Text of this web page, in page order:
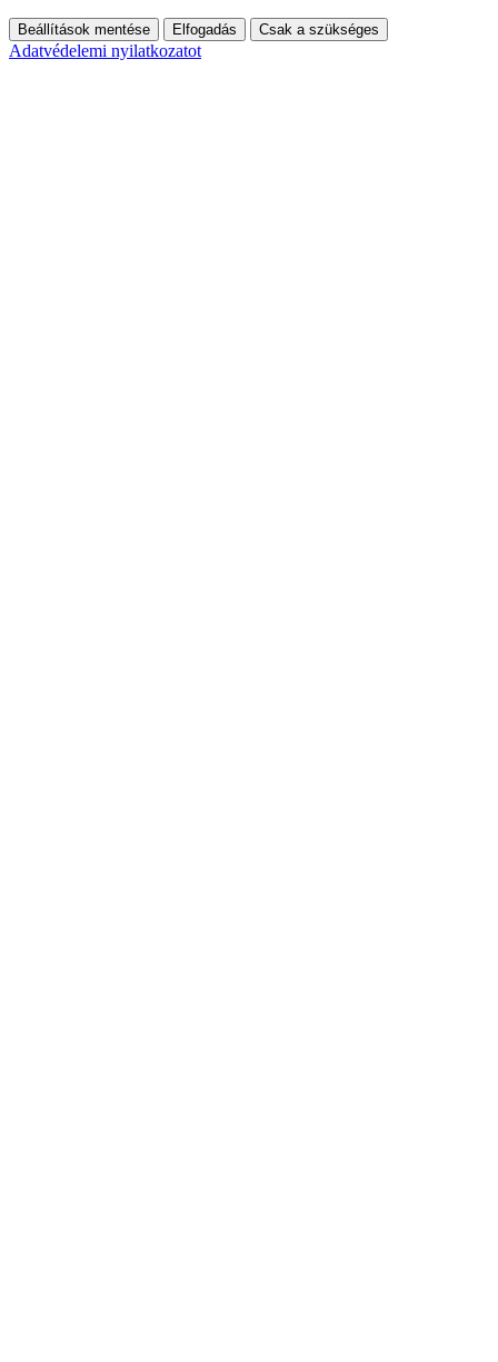
Beállítások mentése Elfogadás Csak a szükséges
Adatvédelemi nyilatkozatot